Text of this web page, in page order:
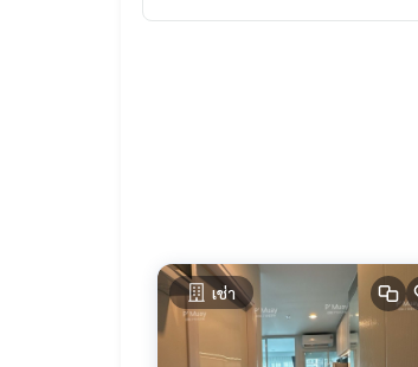
🚗ได้สิทธิ์ที่จอดรถยนต์ 1 คัน “หรือ”
สิ่งอำนวยความสะดวก
เช่า